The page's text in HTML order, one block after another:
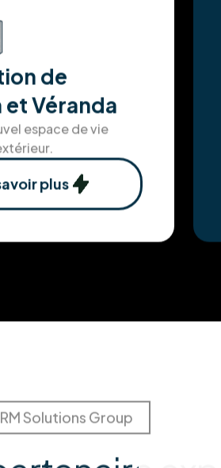
de
Véranda
espace de vie
plus
Solutions Group